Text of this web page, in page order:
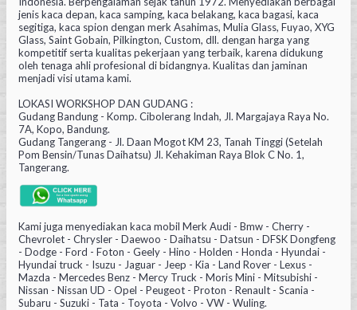
jenis kaca depan, kaca samping, kaca belakang, kaca bagasi, kaca
segitiga, kaca spion dengan merk Asahimas, Mulia Glass, Fuyao, XYG
Glass, Saint Gobain, Pilkington, Custom, dll. dengan harga yang
kompetitif serta kualitas pekerjaan yang terbaik, karena didukung
oleh tenaga ahli profesional di bidangnya. Kualitas dan jaminan
menjadi visi utama kami.
LOKASI WORKSHOP DAN GUDANG :
Gudang Bandung - Komp. Cibolerang Indah, Jl. Margajaya Raya No.
7A, Kopo, Bandung.
Gudang Tangerang - Jl. Daan Mogot KM 23, Tanah Tinggi (Setelah
Pom Bensin/Tunas Daihatsu) Jl. Kehakiman Raya Blok C No. 1,
Tangerang.
Kami juga menyediakan kaca mobil Merk Audi - Bmw - Cherry -
Chevrolet - Chrysler - Daewoo - Daihatsu - Datsun - DFSK Dongfeng
- Dodge - Ford - Foton - Geely - Hino - Holden - Honda - Hyundai -
Hyundai truck - Isuzu - Jaguar - Jeep - Kia - Land Rover - Lexus -
Mazda - Mercedes Benz - Mercy Truck - Moris Mini - Mitsubishi -
Nissan - Nissan UD - Opel - Peugeot - Proton - Renault - Scania -
Subaru - Suzuki - Tata - Toyota - Volvo - VW - Wuling.